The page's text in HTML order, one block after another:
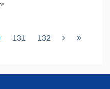
131 132